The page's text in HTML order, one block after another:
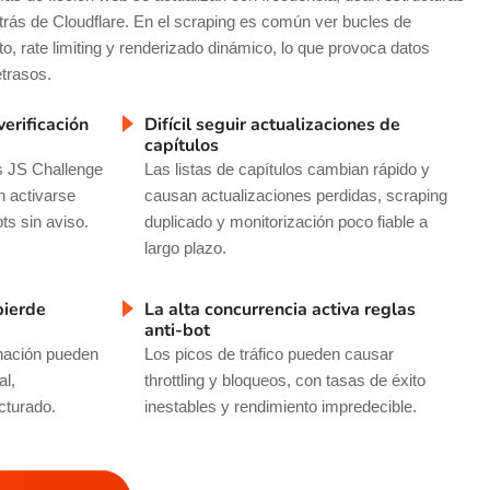
de Cloudflare. En el scraping es común ver bucles de
rate limiting y renderizado dinámico, lo que provoca datos
JS Challenge
activarse
sin aviso.
Difícil seguir actualizaciones de
capítulos
Las listas de capítulos cambian rápido y
causan actualizaciones perdidas, scraping
duplicado y monitorización poco fiable a
largo plazo.
pueden
La alta concurrencia activa reglas
anti-bot
Los picos de tráfico pueden causar
throttling y bloqueos, con tasas de éxito
inestables y rendimiento impredecible.